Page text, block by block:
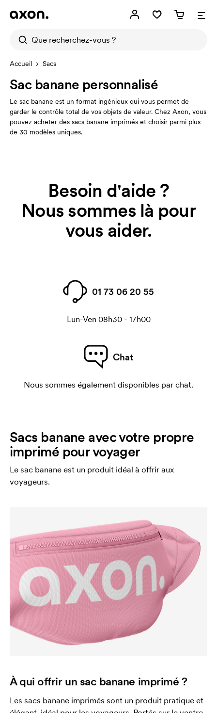
Accueil Sacs
Sac banane personnalisé
Le sac banane est un format ingénieux qui vous permet de
garder le contrôle total de vos objets de valeur. Chez Axon, vous
pouvez acheter des sacs banane imprimés et choisir parmi plus
de 30 modèles uniques.
Besoin d'aide ?
Nous sommes là pour
vous aider.
01 73 06 20 55
Lun-Ven 08h30 - 17h00
Chat
Nous sommes également disponibles par chat.
Sacs banane avec votre propre
imprimé pour voyager
Le sac banane est un produit idéal à offrir aux
voyageurs.
À qui offrir un sac banane imprimé ?
Les sacs banane imprimés sont un produit pratique et